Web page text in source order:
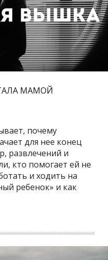
МАМОЙ
почему
для нее конец
развлечений и
кто помогает ей не
и ходить на
ребенок» и как